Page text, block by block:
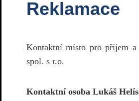
Reklamace
Kontaktní místo pro příjem
spol. s r.o.
Kontaktní osoba Lukáš